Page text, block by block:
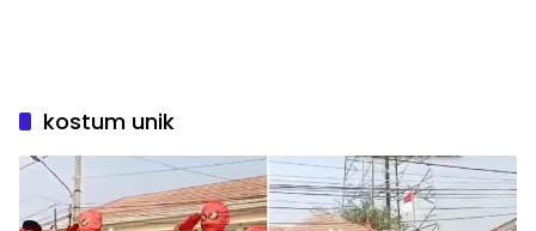
kostum unik